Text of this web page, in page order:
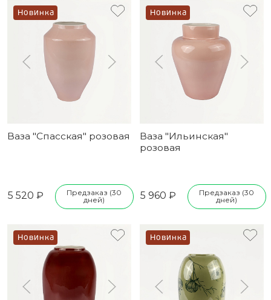
Новинка
Ваза "Спасская" розовая
5 520 ₽
Предзаказ (30
дней)
Новинка
Ваза "Ильинская"
розовая
5 960 ₽
Предзаказ (30
дней)
Новинка Новинка